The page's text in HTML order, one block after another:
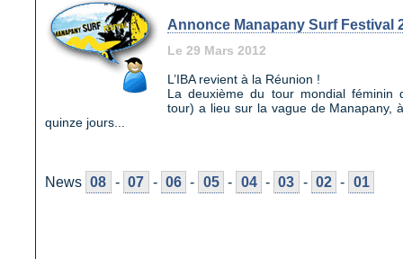
Annonce Manapany Surf Festival
Le 29 Mars 2012
L’IBA revient à la Réunion !
La deuxième du tour mondial féminin
tour) a lieu sur la vague de Manapany,
quinze jours...
News 08 - 07 - 06 - 05 - 04 - 03 - 02 - 01